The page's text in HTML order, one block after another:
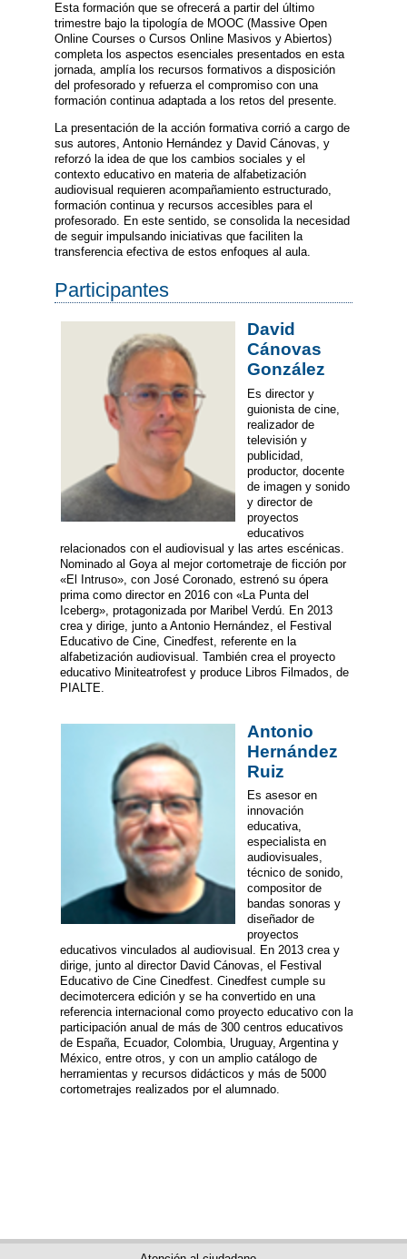
Esta formación que se ofrecerá a partir del último
trimestre bajo la tipología de MOOC (Massive Open
Online Courses o Cursos Online Masivos y Abiertos)
completa los aspectos esenciales presentados en esta
jornada, amplía los recursos formativos a disposición
del profesorado y refuerza el compromiso con una
formación continua adaptada a los retos del presente.
La presentación de la acción formativa corrió a cargo de
sus autores, Antonio Hernández y David Cánovas, y
reforzó la idea de que los cambios sociales y el
contexto educativo en materia de alfabetización
audiovisual requieren acompañamiento estructurado,
formación continua y recursos accesibles para el
profesorado. En este sentido, se consolida la necesidad
de seguir impulsando iniciativas que faciliten la
transferencia efectiva de estos enfoques al aula.
Participantes
David
Cánovas
González
Es director y
guionista de cine,
realizador de
televisión y
publicidad,
productor, docente
de imagen y sonido
y director de
proyectos
educativos
relacionados con el audiovisual y las artes escénicas.
Nominado al Goya al mejor cortometraje de ficción por
«El Intruso», con José Coronado, estrenó su ópera
prima como director en 2016 con «La Punta del
Iceberg», protagonizada por Maribel Verdú. En 2013
crea y dirige, junto a Antonio Hernández, el Festival
Educativo de Cine, Cinedfest, referente en la
alfabetización audiovisual. También crea el proyecto
educativo Miniteatrofest y produce Libros Filmados, de
PIALTE.
Antonio
Hernández
Ruiz
Es asesor en
innovación
educativa,
especialista en
audiovisuales,
técnico de sonido,
compositor de
bandas sonoras y
diseñador de
proyectos
educativos vinculados al audiovisual. En 2013 crea y
dirige, junto al director David Cánovas, el Festival
Educativo de Cine Cinedfest. Cinedfest cumple su
decimotercera edición y se ha convertido en una
referencia internacional como proyecto educativo con la
participación anual de más de 300 centros educativos
de España, Ecuador, Colombia, Uruguay, Argentina y
México, entre otros, y con un amplio catálogo de
herramientas y recursos didácticos y más de 5000
cortometrajes realizados por el alumnado.